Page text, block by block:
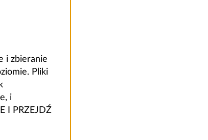
i zbieranie
Pliki
i
I PRZEJDŹ